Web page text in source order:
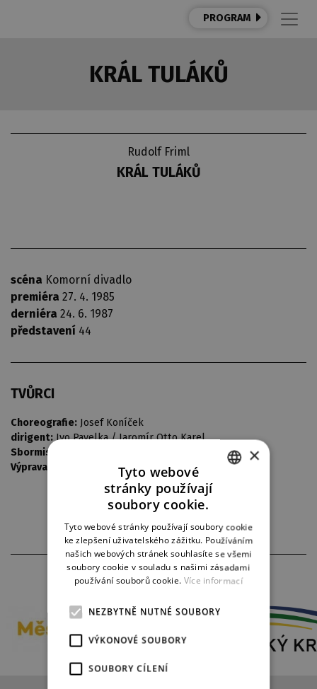
PROGRAM
KRÁL TULÁKŮ
Rudolf Friml
KRÁL TULÁKŮ
scéna Komorní divadlo
premiéra 27. 4. 1985
derniéra 24. 6. 1987
představení 44
TVŮRCI
Choreografie: Josef Koníček
dirigent: Ivo Pavelka / Jaromír Otto Karel
Sbormistr:
Výprava:
Bedřich Barták
PARTNEŘI DIVADLA
GERMAN
×
Tyto webové
stránky používají
soubory cookie.
Tyto webové stránky používají soubory cookie
ke zlepšení uživatelského zážitku. Používáním
našich webových stránek souhlasíte se všemi
soubory cookie v souladu s našimi zásadami
používání souborů cookie. Více informací
NEZBYTNĚ NUTNÉ SOUBORY
VÝKONOVÉ SOUBORY
SOUBORY CÍLENÍ